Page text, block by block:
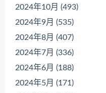
2024年10月 (493)
2024年9月 (535)
2024年8月 (407)
2024年7月 (336)
2024年6月 (188)
2024年5月 (171)